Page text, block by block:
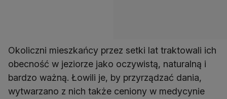
Okoliczni mieszkańcy przez setki lat traktowali ich
obecność w jeziorze jako oczywistą, naturalną i
bardzo ważną. Łowili je, by przyrządzać dania,
wytwarzano z nich także ceniony w medycynie